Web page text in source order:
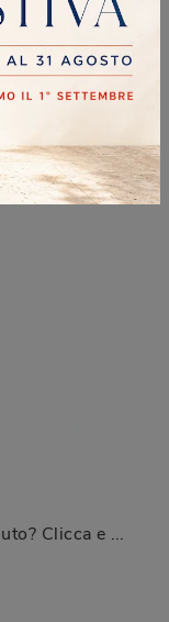
Ti offriamo la sedia da cucina Grace/C SG per ambientazioni moderne, tra le più belle Sedie sgabelli di Zamagna.
Cerchi una sedia da cucina in tessuto? Clicca e scopri il modello Bubble/C SG di Zamagna per completare i tuoi locali al meglio.